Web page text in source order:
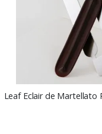
Leaf Eclair de Martellato